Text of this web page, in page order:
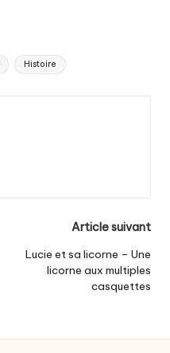
Histoire
Article suivant
Lucie et sa licorne – Une
licorne aux multiples
casquettes